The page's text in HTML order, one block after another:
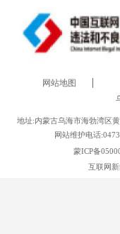
网站地图
地址:内蒙古乌海市海勃湾区
网站维护电话
蒙ICP备
互联网